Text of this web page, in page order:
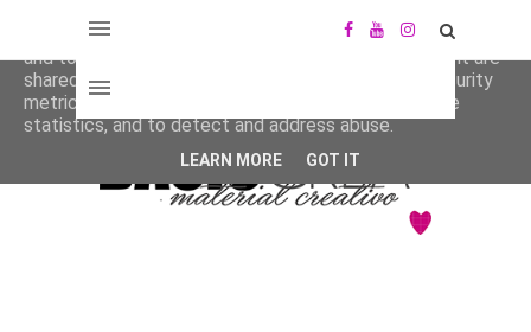
This site uses cookies from Google to deliver its services
and to analyze traffic. Your IP address and user-agent are
shared with Google along with performance and security
metrics to ensure quality of service, generate usage
statistics, and to detect and address abuse.
LEARN MORE GOT IT